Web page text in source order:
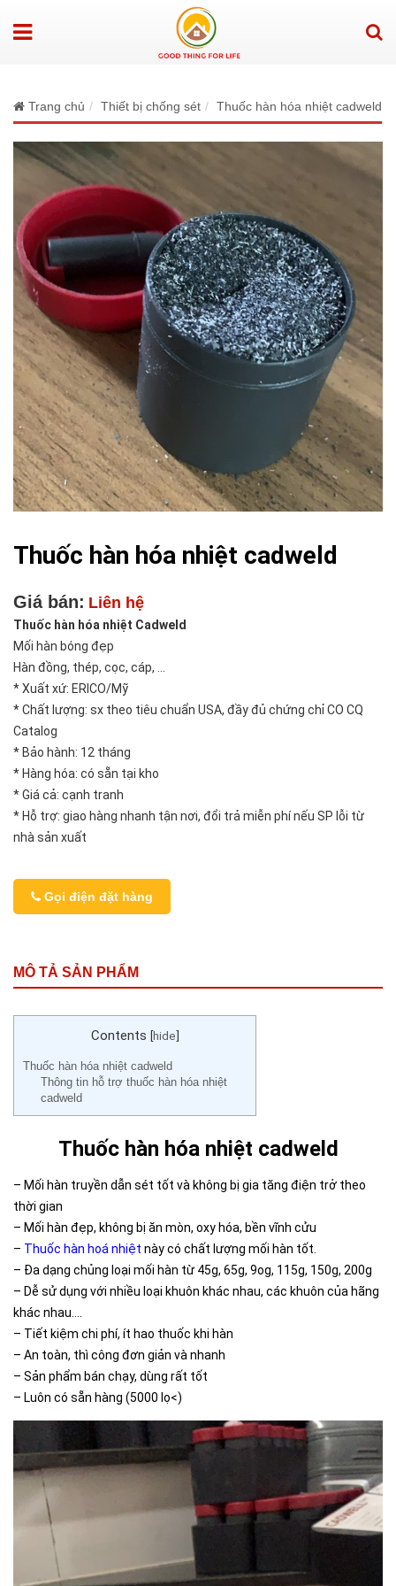
Trang chủ Thiết bị chống sét Thuốc hàn hóa nhiệt cadweld
Thuốc hàn hóa nhiệt cadweld
Giá bán: Liên hệ
Thuốc hàn hóa nhiệt Cadweld
Mối hàn bóng đẹp
Hàn đồng, thép, cọc, cáp, ...
* Xuất xứ: ERICO/Mỹ
* Chất lượng: sx theo tiêu chuẩn USA, đầy đủ chứng chỉ CO CQ
Catalog
* Bảo hành: 12 tháng
* Hàng hóa: có sẵn tại kho
* Giá cả: cạnh tranh
* Hỗ trợ: giao hàng nhanh tận nơi, đổi trả miễn phí nếu SP lỗi từ
nhà sản xuất
Gọi điện đặt hàng
MÔ TẢ SẢN PHẨM
Contents [hide]
Thuốc hàn hóa nhiệt cadweld
Thông tin hỗ trợ thuốc hàn hóa nhiệt
cadweld
Thuốc hàn hóa nhiệt cadweld
– Mối hàn truyền dẫn sét tốt và không bị gia tăng điện trở theo
thời gian
– Mối hàn đẹp, không bị ăn mòn, oxy hóa, bền vĩnh cửu
– Thuốc hàn hoá nhiệt này có chất lượng mối hàn tốt.
– Đa dạng chủng loại mối hàn từ 45g, 65g, 9og, 115g, 150g, 200g
– Dễ sử dụng với nhiều loại khuôn khác nhau, các khuôn của hãng
khác nhau….
– Tiết kiệm chi phí, ít hao thuốc khi hàn
– An toàn, thì công đơn giản và nhanh
– Sản phẩm bán chạy, dùng rất tốt
– Luôn có sẵn hàng (5000 Iọ<)